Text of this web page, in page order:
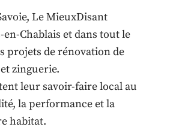
Le MieuxDisant
Chablais et dans tout le
projets de rénovation de
zinguerie.
leur savoir-faire local au
la performance et la
habitat.